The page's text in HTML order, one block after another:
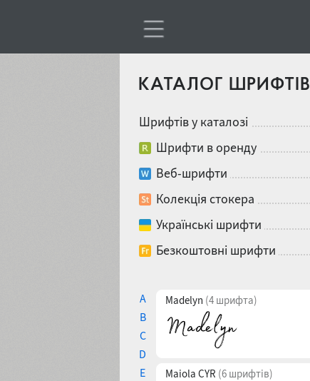
КАТАЛОГ ШРИФТІВ
Шрифтів у каталозі
Шрифти в оренду
Веб-шрифти
Колекція стокера
Українські шрифти
Безкоштовні шрифти
A
B
C
D
E
Madelyn (4 шрифта)
Maiola CYR (6 шрифтів)